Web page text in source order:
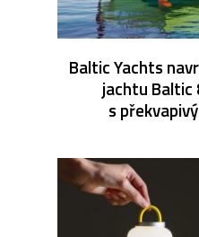
Baltic Yachts
jachtu Baltic
s